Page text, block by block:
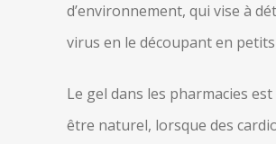
d’environnement, qui vise à
virus en le découpant en
Le gel dans les pharmacies est
être naturel, lorsque des